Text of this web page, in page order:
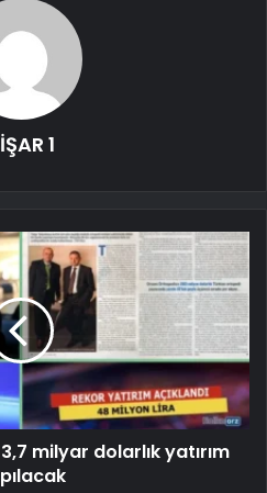
1
milyar dolarlık yatırım